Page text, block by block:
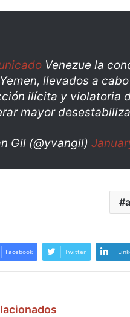
Venezue la
llevados a
ilícita y violatoria
mayor
Gil (@yvangil)
Facebook Twitter